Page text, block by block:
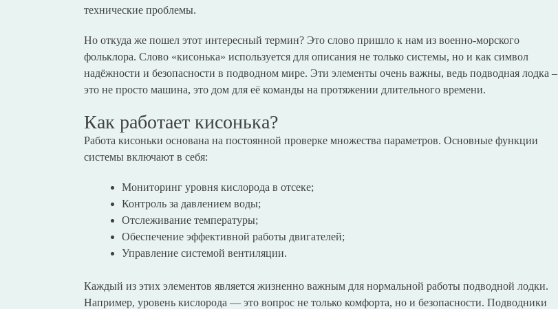
технические проблемы.
Но откуда же пошел этот интересный термин? Это слово пришло к нам из военно-морского
фольклора. Слово «кисонька» используется для описания не только системы, но и как символ
надёжности и безопасности в подводном мире. Эти элементы очень важны, ведь подводная лодка –
это не просто машина, это дом для её команды на протяжении длительного времени.
Как работает кисонька?
Работа кисоньки основана на постоянной проверке множества параметров. Основные функции
системы включают в себя:
Мониторинг уровня кислорода в отсеке;
Контроль за давлением воды;
Отслеживание температуры;
Обеспечение эффективной работы двигателей;
Управление системой вентиляции.
Каждый из этих элементов является жизненно важным для нормальной работы подводной лодки.
Например, уровень кислорода — это вопрос не только комфорта, но и безопасности. Подводники